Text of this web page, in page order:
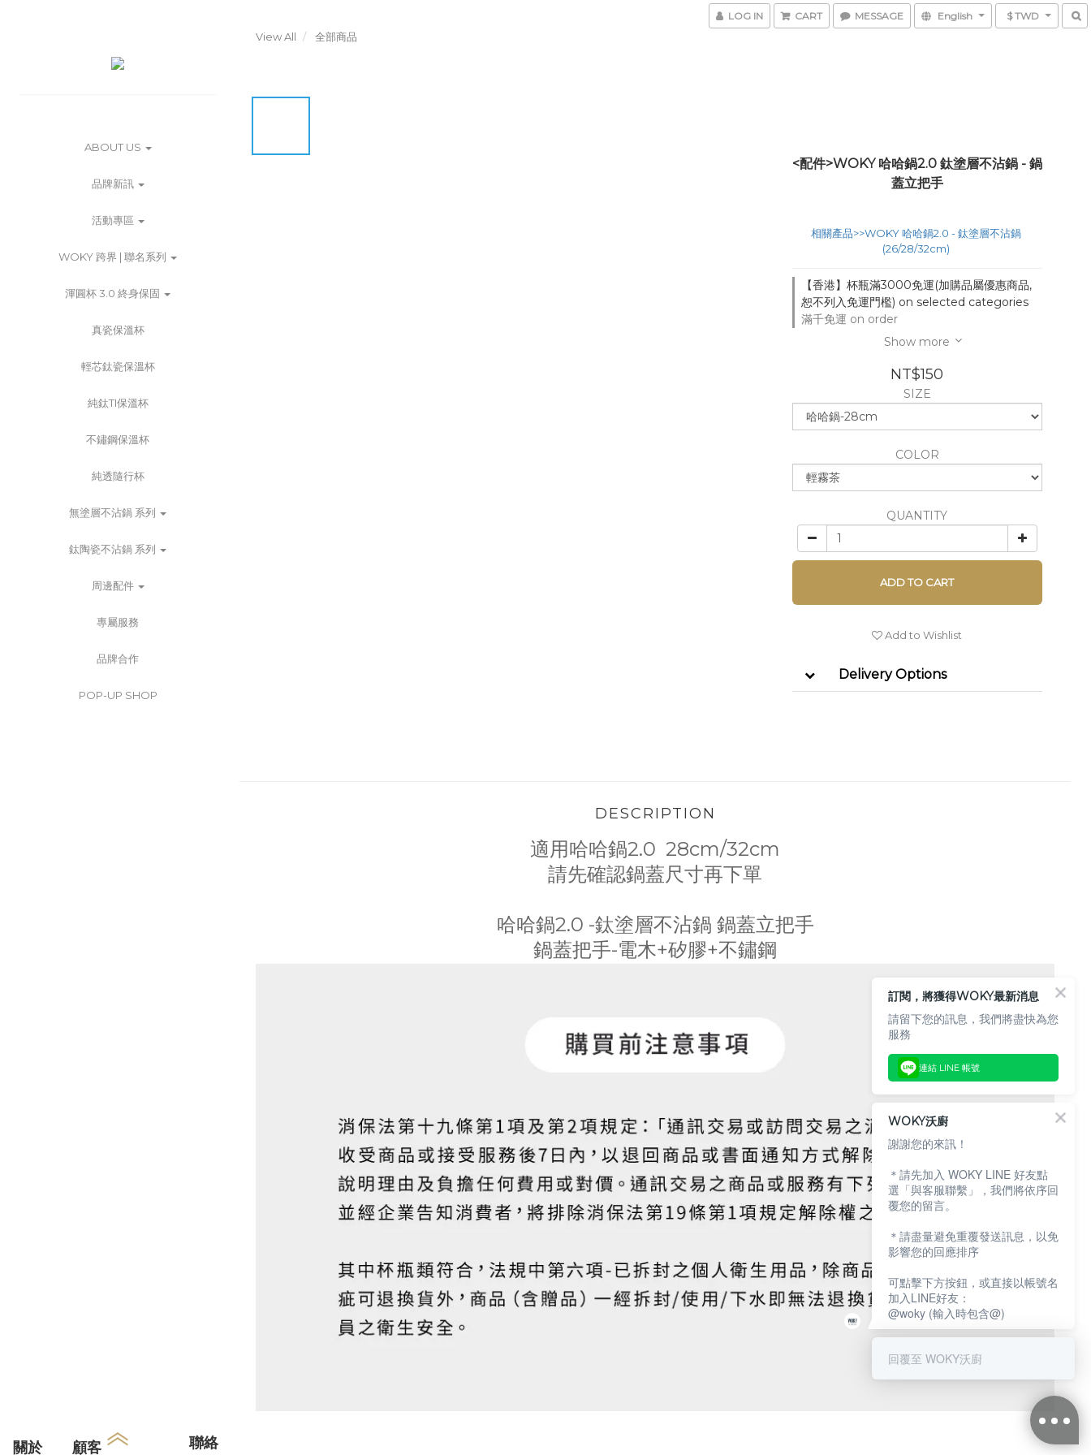
LOG IN CART MESSAGE English $ TWD
ABOUT US
品牌新訊
活動專區
WOKY 跨界 | 聯名系列
渾圓杯 3.0 終身保固
真瓷保溫杯
輕芯鈦瓷保溫杯
純鈦TI保溫杯
不鏽鋼保溫杯
純透隨行杯
無塗層不沾鍋 系列
鈦陶瓷不沾鍋 系列
周邊配件
專屬服務
品牌合作
POP-UP SHOP
View All 全部商品
<配件>WOKY 哈哈鍋2.0 鈦塗層不沾鍋 - 鍋
蓋立把手
相關產品>>WOKY 哈哈鍋2.0 - 鈦塗層不沾鍋
(26/28/32cm)
【香港】杯瓶滿3000免運(加購品屬優惠商品,
恕不列入免運門檻) on selected categories
滿千免運 on order
Show more
NT$150
SIZE
COLOR
QUANTITY
ADD TO CART
Add to Wishlist
Delivery Options
DESCRIPTION
適用哈哈鍋2.0 28cm/32cm
請先確認鍋蓋尺寸再下單
哈哈鍋2.0 -鈦塗層不沾鍋 鍋蓋立把手
鍋蓋把手-電木+矽膠+不鏽鋼
關於
顧客
聯絡
訂閱，將獲得WOKY最新消息
請留下您的訊息，我們將盡快為您
服務
連結 LINE 帳號
WOKY沃廚
謝謝您的來訊！
＊請先加入 WOKY LINE 好友點
選「與客服聯繫」，我們將依序回
覆您的留言。
＊請盡量避免重覆發送訊息，以免
影響您的回應排序
可點擊下方按鈕，或直接以帳號名
加入LINE好友：
@woky (輸入時包含@)
回覆至 WOKY沃廚